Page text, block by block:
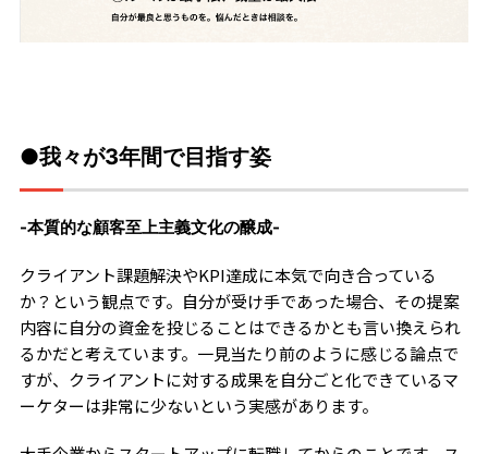
●我々が3年間で目指す姿
-本質的な顧客至上主義文化の醸成-
クライアント課題解決やKPI達成に本気で向き合っている
か？という観点です。自分が受け手であった場合、その提案
内容に自分の資金を投じることはできるかとも言い換えられ
るかだと考えています。一見当たり前のように感じる論点で
すが、クライアントに対する成果を自分ごと化できているマ
ーケターは非常に少ないという実感があります。